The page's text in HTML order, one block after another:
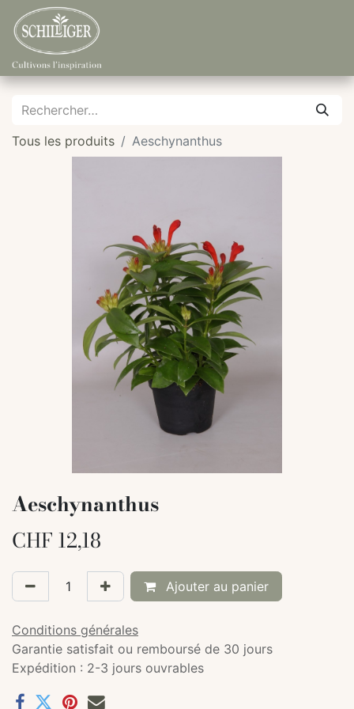
Tous les produits Aeschynanthus
Aeschynanthus
CHF 12,18
Ajouter au panier
Conditions générales
Garantie satisfait ou remboursé de 30 jours
Expédition : 2-3 jours ouvrables